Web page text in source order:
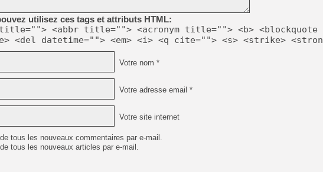
[Mo5] Deux inédits du
[GK] Le beat'em up The
[GK] Endless Legend 2 :
[LS] [PS5] Le WebKit
[GK] Oubliez Crazy Taxi,
[LS] [Switch] NSZ 5.0.0
[GK] Bethesda fête les 30
utilisez ces tags et attributs HTML:
<abbr title=""> <acronym title=""> <b> <blockquote
<del datetime=""> <em> <i> <q cite=""> <s> <strike>
Votre nom *
Votre adresse email *
Votre site internet
tous les nouveaux commentaires par e-mail.
tous les nouveaux articles par e-mail.